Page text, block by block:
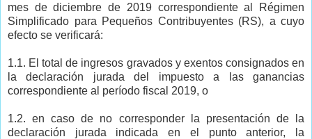
mes de diciembre de 2019 correspondiente al Régimen
Simplificado para Pequeños Contribuyentes (RS), a cuyo
efecto se verificará:
1.1. El total de ingresos gravados y exentos consignados en
la declaración jurada del impuesto a las ganancias
correspondiente al período fiscal 2019, o
1.2. en caso de no corresponder la presentación de la
declaración jurada indicada en el punto anterior, la